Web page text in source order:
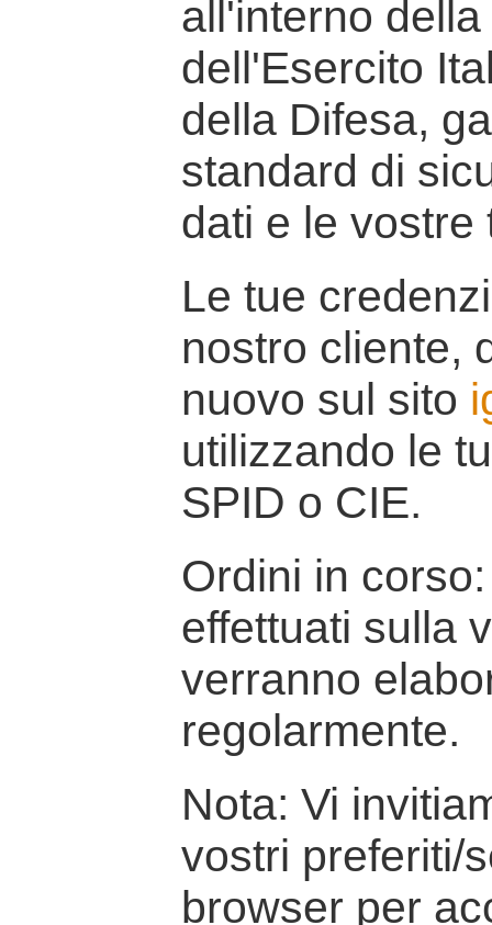
all'interno
dell'Esercito
della Difesa,
standard di
dati e le vostre
Le tue
nostro cliente,
nuovo sul sito
utilizzando le
SPID o CIE.
Ordini in
effettuati sulla
verranno
regolarmente.
Nota: Vi
vostri preferiti/
browser per